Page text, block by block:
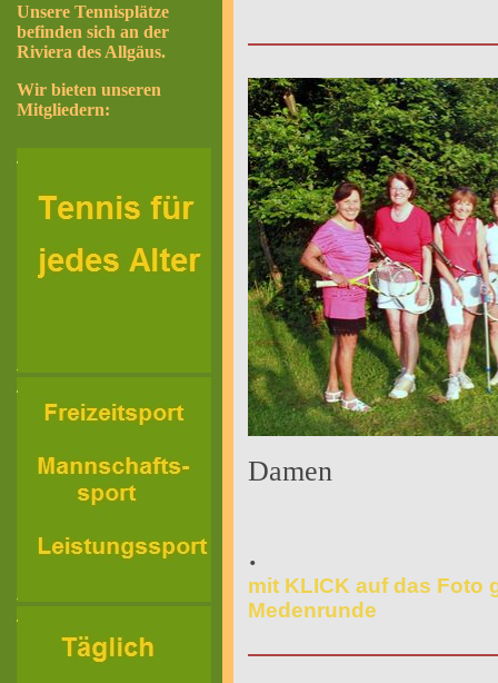
Unsere Tennisplätze
befinden sich an der
Riviera des Allgäus.
Wir bieten unseren
Mitgliedern:
Damen
.
mit KLICK auf das Foto
Medenrunde